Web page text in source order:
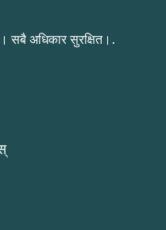
सबै अधिकार सुरक्षित।.